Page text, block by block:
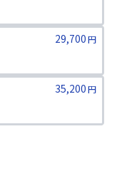
29,700円
す。二親等までのご家
35,200円
す。二親等までのご家